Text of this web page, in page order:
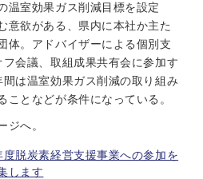
温室効果ガス削減目標を設定
意欲がある、県内に本社か主た
体。アドバイザーによる個別支
会議、取組成果共有会に参加す
は温室効果ガス削減の取り組み
ことなどが条件になっている。
ジへ。
度脱炭素経営支援事業への参加を
します